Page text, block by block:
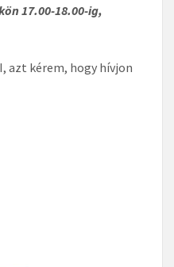
17.00-18.00-ig,
azt kérem, hogy hívjon